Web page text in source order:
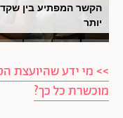
הבסטיז עושות את
גל גדות היא השוס
>> מי ידע שהיועצת
מוכשרת כל כך?